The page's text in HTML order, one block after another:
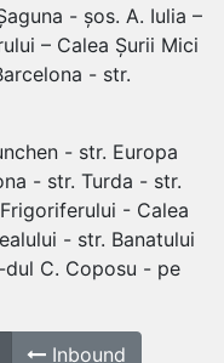
- șos. A. Iulia –
– Calea Șurii Mici
- str.
- str. Europa
- str. Turda - str.
- Calea
- str. Banatului
C. Coposu - pe
Inbound